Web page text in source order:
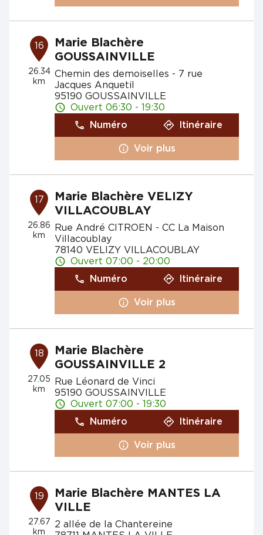
16
26.34
km
Marie Blachère
GOUSSAINVILLE
Chemin des demoiselles - 7 rue
Jacques Anquetil
95190 GOUSSAINVILLE
Ouvert 06:30 - 19:30
Numéro
Itinéraire
Voir plus
17
26.86
km
Marie Blachère VELIZY
VILLACOUBLAY
Rue André CITROEN - CC La Maison
Villacoublay
78140 VELIZY VILLACOUBLAY
Ouvert 07:00 - 20:00
Numéro
Itinéraire
Voir plus
18
27.05
km
Marie Blachère
GOUSSAINVILLE 2
Rue Léonard de Vinci
95190 GOUSSAINVILLE
Ouvert 07:00 - 19:30
Numéro
Itinéraire
Voir plus
19
27.67
km
Marie Blachère MANTES LA
VILLE
2 allée de la Chantereine